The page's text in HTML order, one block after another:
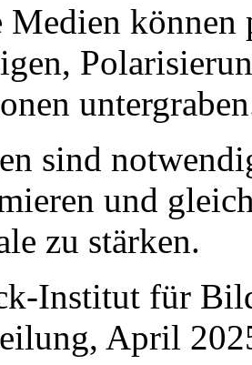
können
sind
und
zu stärken.
Institut für
April